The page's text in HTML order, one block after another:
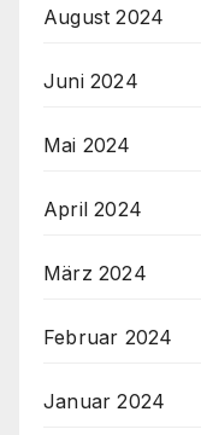
August 2024
Juni 2024
Mai 2024
April 2024
März 2024
Februar 2024
Januar 2024